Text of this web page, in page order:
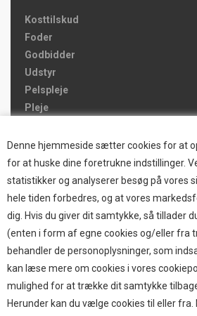
Denne hjemmeside sætter cookies for at
for at huske dine foretrukne indstillinger.
statistikker og analyserer besøg på vores
hele tiden forbedres, og at vores
dig. Hvis du giver dit samtykke, så tillader
(enten i form af egne cookies og/eller fra
behandler de personoplysninger, som
kan læse mere om cookies i vores
mulighed for at trække dit samtykke
Herunder kan du vælge cookies til eller
Kosttilskud
Foder
Godbidder
Udstyr
Pelspleje
Pleje
Brands
TOP BRANDS
HOKAMIX
HVALPESTART RAIZUP
Thule hundbure
GRAU
STARMARK
VARIOCAGE-MIMSAFE